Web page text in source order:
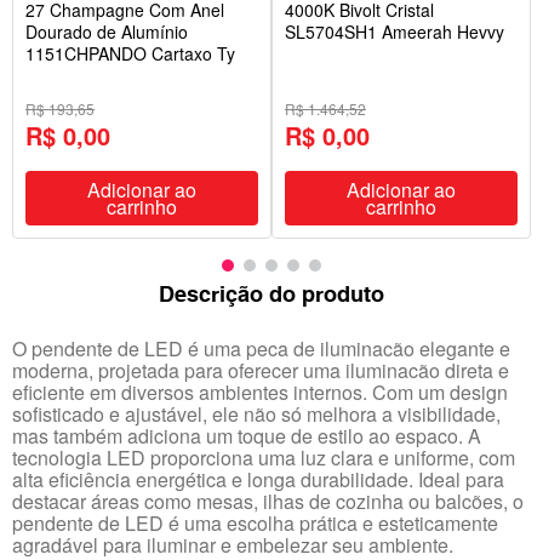
27 Champagne Com Anel
Dourado de Alumínio
1151CHPANDO Cartaxo Ty
R$ 193,65
R$ 0,00
Adicionar ao
carrinho
4000K Bivolt Cristal
SL5704SH1 Ameerah Hevvy
R$ 1.464,52
R$ 0,00
Adicionar ao
carrinho
Descrição do produto
O pendente de LED é uma peca de iluminacão elegante e
moderna, projetada para oferecer uma iluminacão direta e
eficiente em diversos ambientes internos. Com um design
sofisticado e ajustável, ele não só melhora a visibilidade,
mas também adiciona um toque de estilo ao espaco. A
tecnologia LED proporciona uma luz clara e uniforme, com
alta eficiência energética e longa durabilidade. Ideal para
destacar áreas como mesas, ilhas de cozinha ou balcões, o
pendente de LED é uma escolha prática e esteticamente
agradável para iluminar e embelezar seu ambiente.